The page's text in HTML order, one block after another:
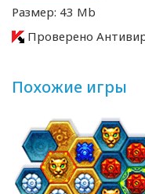
Размер: 43 Mb
Проверено
Похожие игры